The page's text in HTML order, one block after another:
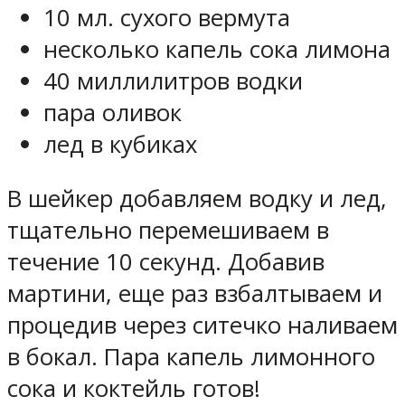
10 мл. сухого вермута
несколько капель сока лимона
40 миллилитров водки
пара оливок
лед в кубиках
В шейкер добавляем водку и лед,
тщательно перемешиваем в
течение 10 секунд. Добавив
мартини, еще раз взбалтываем и
процедив через ситечко наливаем
в бокал. Пара капель лимонного
сока и коктейль готов!